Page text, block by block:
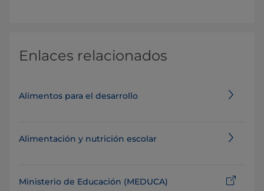
Enlaces relacionados
Alimentos para el desarrollo
Alimentación y nutrición escolar
Ministerio de Educación (MEDUCA)